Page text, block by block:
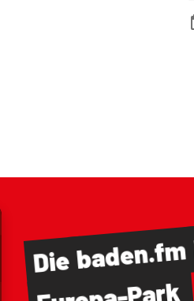
Die baden.fm